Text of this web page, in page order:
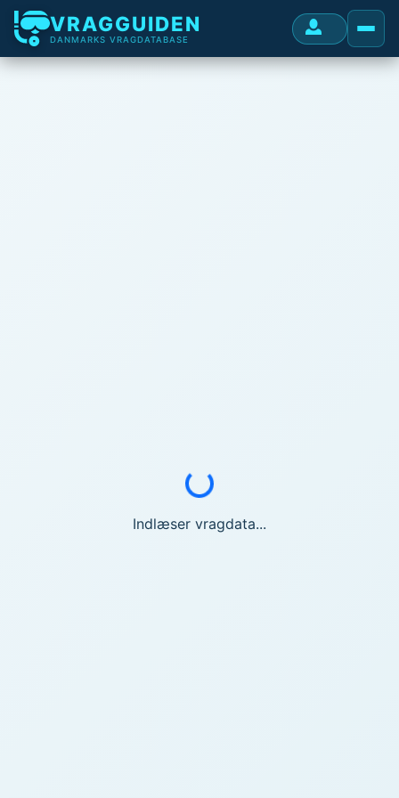
VRAGGUIDEN
DANMARKS VRAGDATABASE
Indlæser...
Indlæser vragdata...